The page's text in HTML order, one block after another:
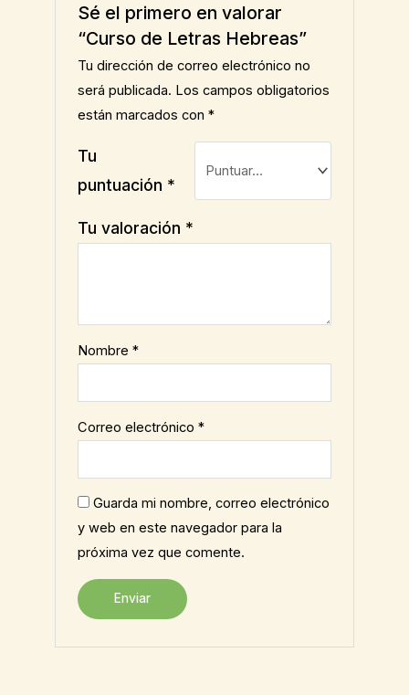
Sé el primero en valorar
“Curso de Letras Hebreas”
Tu dirección de correo electrónico no
será publicada. Los campos obligatorios
están marcados con*
Tu
puntuación *
Tu valoración *
Nombre*
Correo electrónico*
Guarda mi nombre, correo electrónico
y web en este navegador para la
próxima vez que comente.